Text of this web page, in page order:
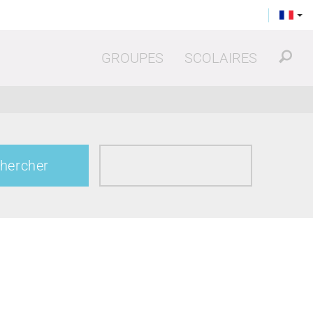
GROUPES SCOLAIRES